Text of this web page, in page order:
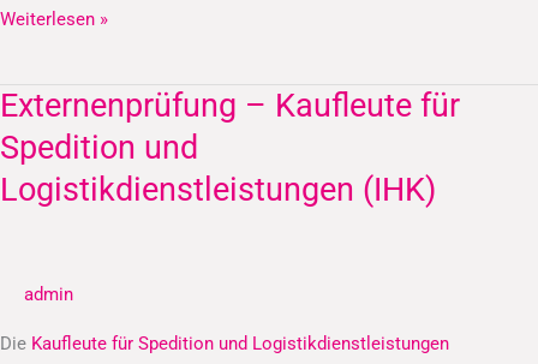
Weiterlesen »
Externenprüfung – Kaufleute für
Spedition und
Logistikdienstleistungen (IHK)
admin
Die Kaufleute für Spedition und Logistikdienstleistungen
Externenprüfung
–
Kaufleute
für
Logistikdienstleistungen